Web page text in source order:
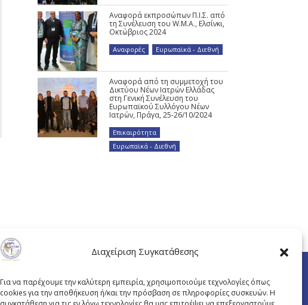
Διαχείριση Συγκατάθεσης
Για να παρέχουμε την καλύτερη εμπειρία, χρησιμοποιούμε τεχνολογίες όπως
cookies για την αποθήκευση ή/και την πρόσβαση σε πληροφορίες συσκευών. Η
Αναφορά εκπροσώπων Π.Ι.Σ. από
τη Συνέλευση του W.M.A., Ελσίνκι,
Οκτώβριος 2024
Αναφορές Ευρωπαϊκά - Διεθνή
Αναφορά από τη συμμετοχή του
Δικτύου Νέων Ιατρών Ελλάδας
στη Γενική Συνέλευση του
Ευρωπαϊκού Συλλόγου Νέων
Ιατρών, Πράγα, 25-26/10/2024
Επικαιρότητα
Ευρωπαϊκά - Διεθνή